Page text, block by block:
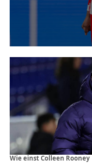
Wie einst Colleen Rooney